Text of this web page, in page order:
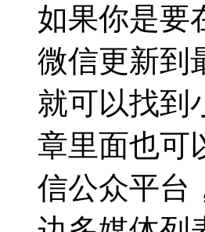
如果你是要
微信更新到
就可以找到
章里面也可
信公众平台